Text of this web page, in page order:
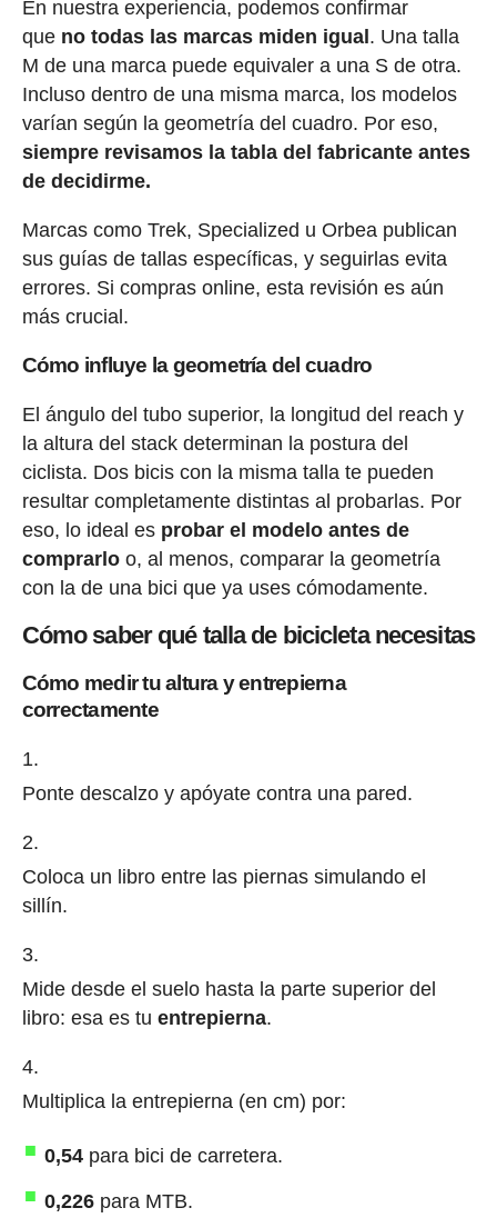
En nuestra experiencia, podemos confirmar
que no todas las marcas miden igual. Una talla
M de una marca puede equivaler a una S de otra.
Incluso dentro de una misma marca, los modelos
varían según la geometría del cuadro. Por eso,
siempre revisamos la tabla del fabricante antes
de decidirme.
Marcas como Trek, Specialized u Orbea publican
sus guías de tallas específicas, y seguirlas evita
errores. Si compras online, esta revisión es aún
más crucial.
Cómo influye la geometría del cuadro
El ángulo del tubo superior, la longitud del reach y
la altura del stack determinan la postura del
ciclista. Dos bicis con la misma talla te pueden
resultar completamente distintas al probarlas. Por
eso, lo ideal es probar el modelo antes de
comprarloo, al menos, comparar la geometría
con la de una bici que ya uses cómodamente.
Cómo saber qué talla de bicicleta necesitas
Cómo medir tu altura y entrepierna
correctamente
Ponte descalzo y apóyate contra una pared.
Coloca un libro entre las piernas simulando el
sillín.
Mide desde el suelo hasta la parte superior del
libro: esa es tu entrepierna.
Multiplica la entrepierna (en cm) por:
0,54para bici de carretera.
0,226para MTB.